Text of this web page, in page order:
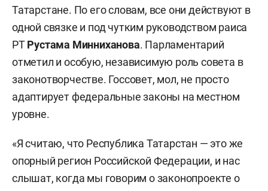
Татарстане. По его словам, все они действуют в
одной связке и под чутким руководством раиса
РТРустама Минниханова. Парламентарий
отметил и особую, независимую роль совета в
законотворчестве. Госсовет, мол, не просто
адаптирует федеральные законы на местном
уровне.
«Я считаю, что Республика Татарстан — это же
опорный регион Российской Федерации, и нас
слышат, когда мы говорим о законопроекте о